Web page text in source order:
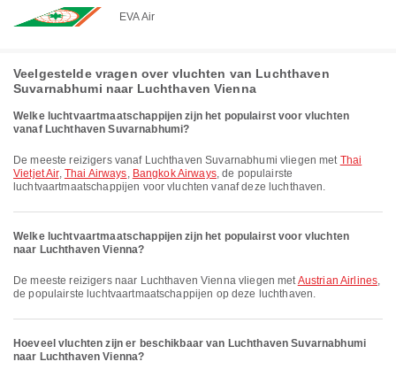
EVA Air
Veelgestelde vragen over vluchten van Luchthaven
Suvarnabhumi naar Luchthaven Vienna
Welke luchtvaartmaatschappijen zijn het populairst voor vluchten
vanaf Luchthaven Suvarnabhumi?
De meeste reizigers vanaf Luchthaven Suvarnabhumi vliegen met Thai
Vietjet Air, Thai Airways, Bangkok Airways, de populairste
luchtvaartmaatschappijen voor vluchten vanaf deze luchthaven.
Welke luchtvaartmaatschappijen zijn het populairst voor vluchten
naar Luchthaven Vienna?
De meeste reizigers naar Luchthaven Vienna vliegen metAustrian Airlines,
de populairste luchtvaartmaatschappijen op deze luchthaven.
Hoeveel vluchten zijn er beschikbaar van Luchthaven Suvarnabhumi
naar Luchthaven Vienna?